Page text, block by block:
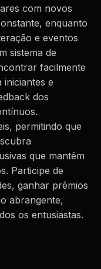
com novos
enquanto
e eventos
sistema de
facilmente
e
dos
permitindo que
que mantêm
Participe de
ganhar prêmios
abrangente,
os entusiastas.